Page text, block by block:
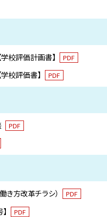
校評価計画書】 PDF
校評価書】 PDF
PDF
き方改革チラシ） PDF
PDF